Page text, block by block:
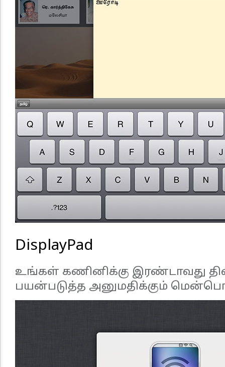
DisplayPad
உங்கள் கணினிக்கு இரண்டாவது
பயன்படுத்த அனுமதிக்கும்